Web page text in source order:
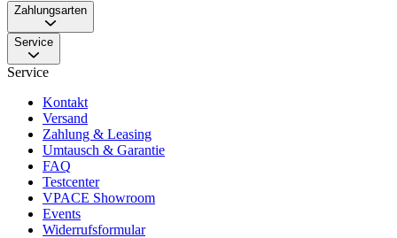
Zahlungsarten
Service
Service
Kontakt
Versand
Zahlung & Leasing
Umtausch & Garantie
FAQ
Testcenter
VPACE Showroom
Events
Widerrufsformular